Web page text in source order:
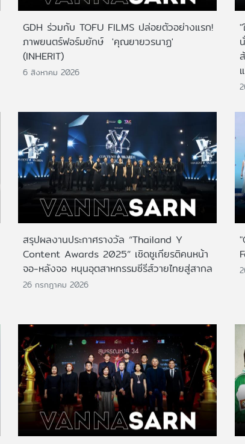
GDH ร่วมกับ TOFU FILMS ปล่อยตัวอย่างแรก!
ภาพยนตร์ฟอร์มยักษ์ 'คุณยายวรนาฏ'
(INHERIT)
6 สิงหาคม 2026
สรุปผลงานประกาศรางวัล “Thailand Y
Content Awards 2025” เชิดชูเกียรติคนหน้า
จอ-หลังจอ หนุนอุตสาหกรรมซีรีส์วายไทยสู่สากล
26 กรกฎาคม 2026